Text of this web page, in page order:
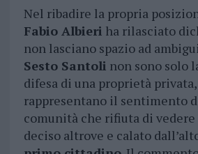
Nel ribadire la propria
Fabio Albieri ha rilasciato
non lasciano spazio ad
Sesto Santoli non sono solo
difesa di una proprietà
rappresentano il sentimento
comunità che rifiuta di
deciso altrove e calato